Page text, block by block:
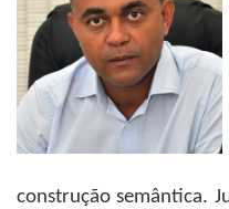
construção semântica.